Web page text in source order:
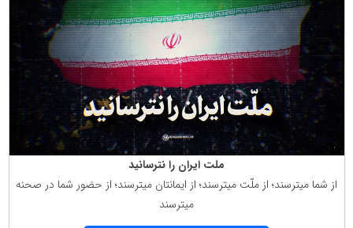
ملت ایران را نترسانید
از شما میترسند؛ از ملّت میترسند؛ از ایمانتان میترسند؛ از حضور شما در صحنه
میترسند